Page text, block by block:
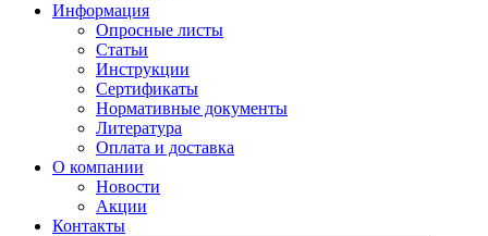
Информация
Опросные листы
Статьи
Инструкции
Сертификаты
Нормативные документы
Литература
Оплата и доставка
О компании
Новости
Акции
Контакты